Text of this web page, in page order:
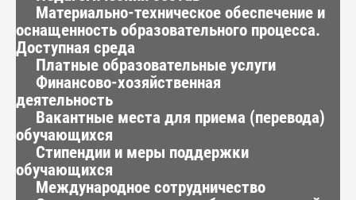
Материально-техническое обеспечение и
оснащенность образовательного процесса.
Доступная среда
Платные образовательные услуги
Финансово-хозяйственная
деятельность
Вакантные места для приема (перевода)
обучающихся
Стипендии и меры поддержки
обучающихся
Международное сотрудничество